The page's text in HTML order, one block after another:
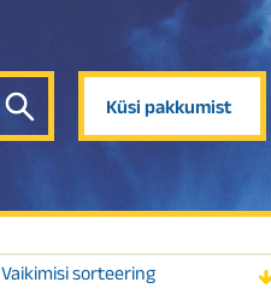
Küsi pakkumist
Vaikimisi sorteering